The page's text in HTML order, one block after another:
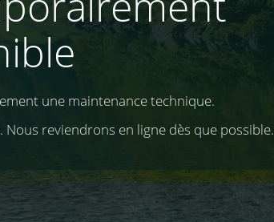
une maintenance technique.
reviendrons en ligne dès que possible.